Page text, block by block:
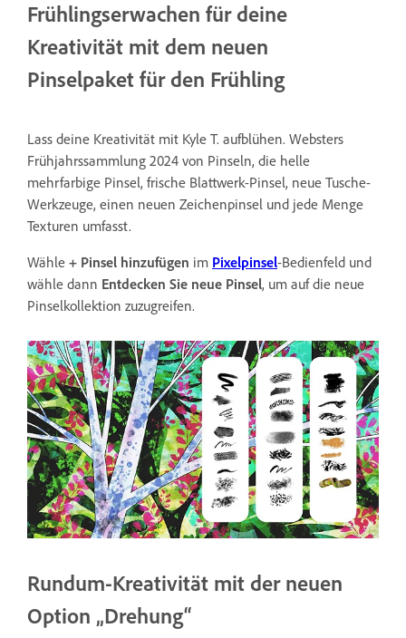
Frühlingserwachen für deine
Kreativität mit dem neuen
Pinselpaket für den Frühling
Lass deine Kreativität mit Kyle T. aufblühen. Websters
Frühjahrssammlung 2024 von Pinseln, die helle
mehrfarbige Pinsel, frische Blattwerk-Pinsel, neue Tusche-
Werkzeuge, einen neuen Zeichenpinsel und jede Menge
Texturen umfasst.
Wähle + Pinsel hinzufügen im Pixelpinsel-Bedienfeld und
wähle dann Entdecken Sie neue Pinsel, um auf die neue
Pinselkollektion zuzugreifen.
Rundum-Kreativität mit der neuen
Option „Drehung“